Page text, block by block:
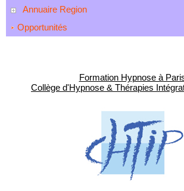
Annuaire Region
Opportunités
Formation Hypnose à
Collège d'Hypnose & Thérapies